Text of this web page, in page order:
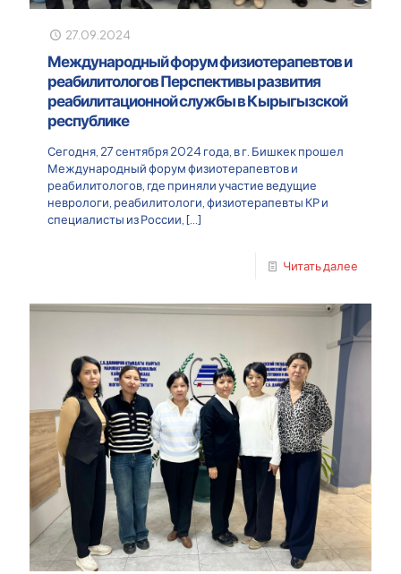
27.09.2024
Международный форум физиотерапевтов и
реабилитологов Перспективы развития
реабилитационной службы в Кырыгызской
республике
Сегодня, 27 сентября 2024 года, в г. Бишкек прошел
Международный форум физиотерапевтов и
реабилитологов, где приняли участие ведущие
неврологи, реабилитологи, физиотерапевты КР и
специалисты из России, […]
Читать далее